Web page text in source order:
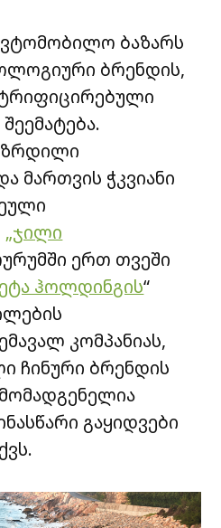
ბაზარს
ბრენდის,
მართვის ჭკვიანი
„ჯილი
ერთ თვეში
ჰოლდინგის“
კომპანიას,
ჩინური ბრენდის
გაყიდვები